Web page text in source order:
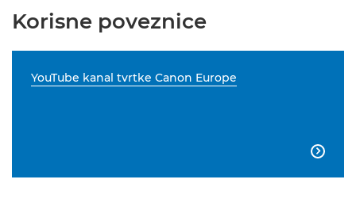
Korisne poveznice
YouTube kanal tvrtke Canon Europe
